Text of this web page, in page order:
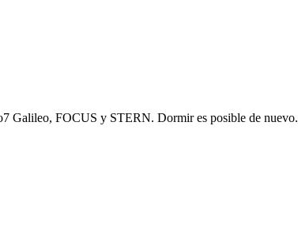
Galileo, FOCUS y STERN. Dormir es posible de nuevo.